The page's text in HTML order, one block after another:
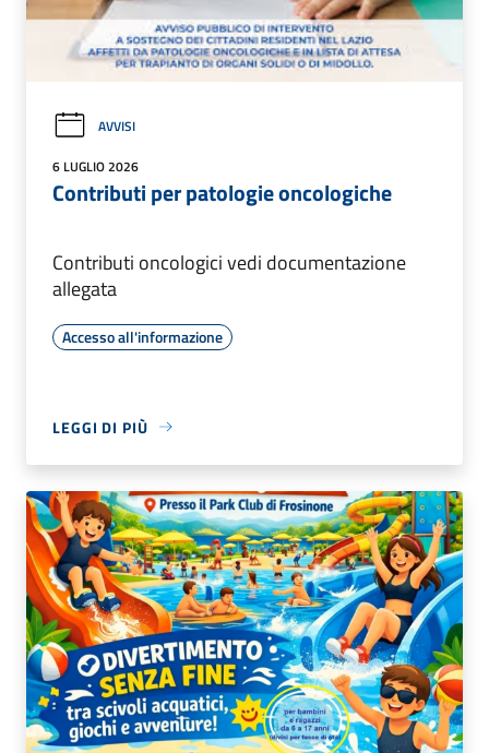
AVVISI
6 LUGLIO 2026
Contributi per patologie oncologiche
Contributi oncologici vedi documentazione
allegata
Accesso all'informazione
LEGGI DI PIÙ